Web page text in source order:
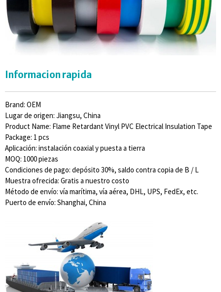
Informacion rapida
Brand: OEM
Lugar de origen: Jiangsu, China
Product Name: Flame Retardant Vinyl PVC Electrical Insulation Tape
Package: 1 pcs
Aplicación: instalación coaxial y puesta a tierra
MOQ: 1000 piezas
Condiciones de pago: depósito 30%, saldo contra copia de B / L
Muestra ofrecida: Gratis a nuestro costo
Método de envío: vía marítima, vía aérea, DHL, UPS, FedEx, etc.
Puerto de envío: Shanghai, China